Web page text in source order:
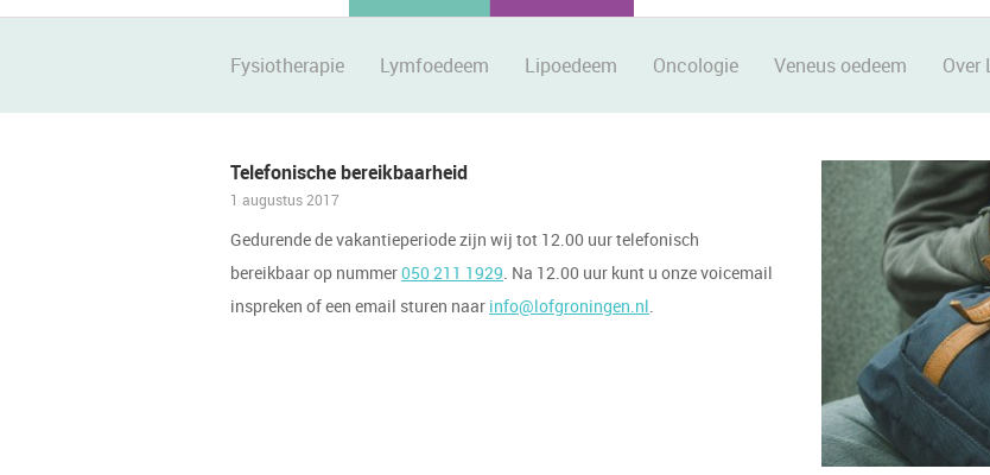
Fysiotherapie Lymfoedeem Lipoedeem Oncologie Veneus oedeem Over
Telefonische bereikbaarheid
1 augustus 2017
Gedurende de vakantieperiode zijn wij tot 12.00 uur telefonisch
bereikbaar op nummer050 211 1929. Na 12.00 uur kunt u onze voicemail
inspreken of een email sturen naar info@lofgroningen.nl.